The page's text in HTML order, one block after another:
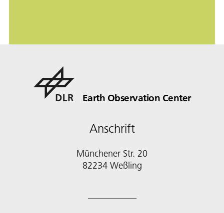
Earth Observation Center
Anschrift
Münchener Str. 20